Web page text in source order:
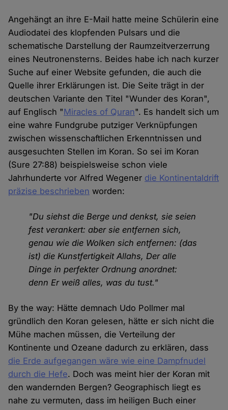
Angehängt an ihre E-Mail hatte meine Schülerin eine
Audiodatei des klopfenden Pulsars und die
schematische Darstellung der Raumzeitverzerrung
eines Neutronensterns. Beides habe ich nach kurzer
Suche auf einer Website gefunden, die auch die
Quelle ihrer Erklärungen ist. Die Seite trägt in der
deutschen Variante den Titel "Wunder des Koran",
auf Englisch "Miracles of Quran". Es handelt sich um
eine wahre Fundgrube putziger Verknüpfungen
zwischen wissenschaftlichen Erkenntnissen und
ausgesuchten Stellen im Koran. So sei im Koran
(Sure 27:88) beispielsweise schon viele
Jahrhunderte vor Alfred Wegener die Kontinentaldrift
präzise beschrieben worden:
"Du siehst die Berge und denkst, sie seien
fest verankert: aber sie entfernen sich,
genau wie die Wolken sich entfernen: (das
ist) die Kunstfertigkeit Allahs, Der alle
Dinge in perfekter Ordnung anordnet:
denn Er weiß alles, was du tust."
By the way: Hätte demnach Udo Pollmer mal
gründlich den Koran gelesen, hätte er sich nicht die
Mühe machen müssen, die Verteilung der
Kontinente und Ozeane dadurch zu erklären, dass
die Erde aufgegangen wäre wie eine Dampfnudel
durch die Hefe. Doch was meint hier der Koran mit
den wandernden Bergen? Geographisch liegt es
nahe zu vermuten, dass im heiligen Buch einer